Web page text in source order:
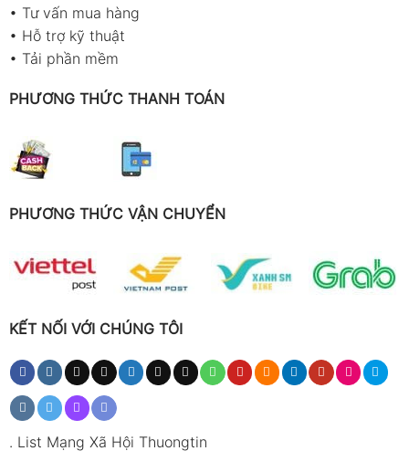
• Tư vấn mua hàng
• Hỗ trợ kỹ thuật
• Tải phần mềm
PHƯƠNG THỨC THANH TOÁN
PHƯƠNG THỨC VẬN CHUYỂN
KẾT NỐI VỚI CHÚNG TÔI
. List Mạng Xã Hội Thuongtin